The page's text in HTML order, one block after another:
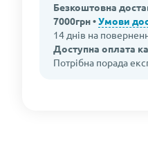
Безкоштовна
7000грн •Умови
14 днів на
Доступна оплата
Потрібна порада